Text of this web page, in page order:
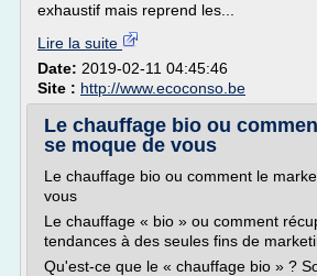
exhaustif mais reprend les...
Lire la suite
Date: 2019-02-11 04:45:46
Site : http://www.ecoconso.be
Le chauffage bio ou
se moque de vous
Le chauffage bio ou comment le
vous
Le chauffage « bio » ou comment
tendances à des seules fins de
Qu'est-ce que le « chauffage bio » ?